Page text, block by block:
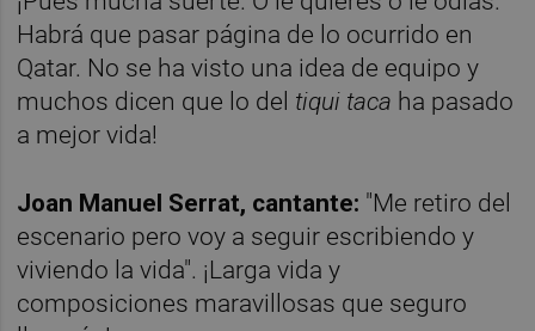
Habrá que pasar página de lo ocurrido en
Qatar. No se ha visto una idea de equipo y
muchos dicen que lo del tiqui taca ha pasado
a mejor vida!
Joan Manuel Serrat, cantante: "Me retiro del
escenario pero voy a seguir escribiendo y
viviendo la vida". ¡Larga vida y
composiciones maravillosas que seguro